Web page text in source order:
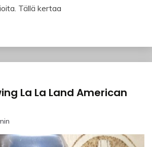
Tällä kertaa
La La Land American